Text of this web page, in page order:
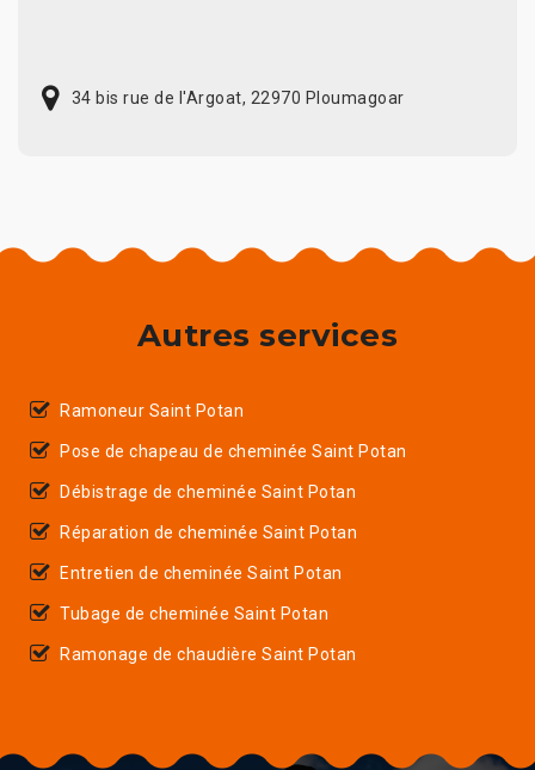
34 bis rue de l'Argoat, 22970 Ploumagoar
Autres services
Ramoneur Saint Potan
Pose de chapeau de cheminée Saint Potan
Débistrage de cheminée Saint Potan
Réparation de cheminée Saint Potan
Entretien de cheminée Saint Potan
Tubage de cheminée Saint Potan
Ramonage de chaudière Saint Potan